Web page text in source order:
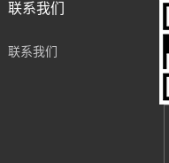
联系我们
联系我们